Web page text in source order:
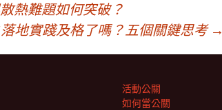
熱難題如何突破？
地實踐及格了嗎？五個關鍵思考 →
活動公關
如何當公關